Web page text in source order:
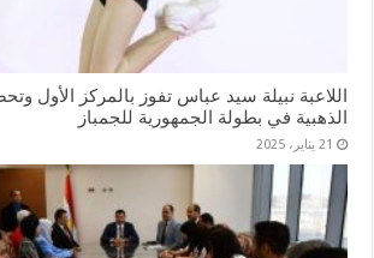
اللاعبة نبيلة سيد عباس تفوز بالمركز الأول
الذهبية في بطولة الجمهورية للجمباز
21 يناير، 2025